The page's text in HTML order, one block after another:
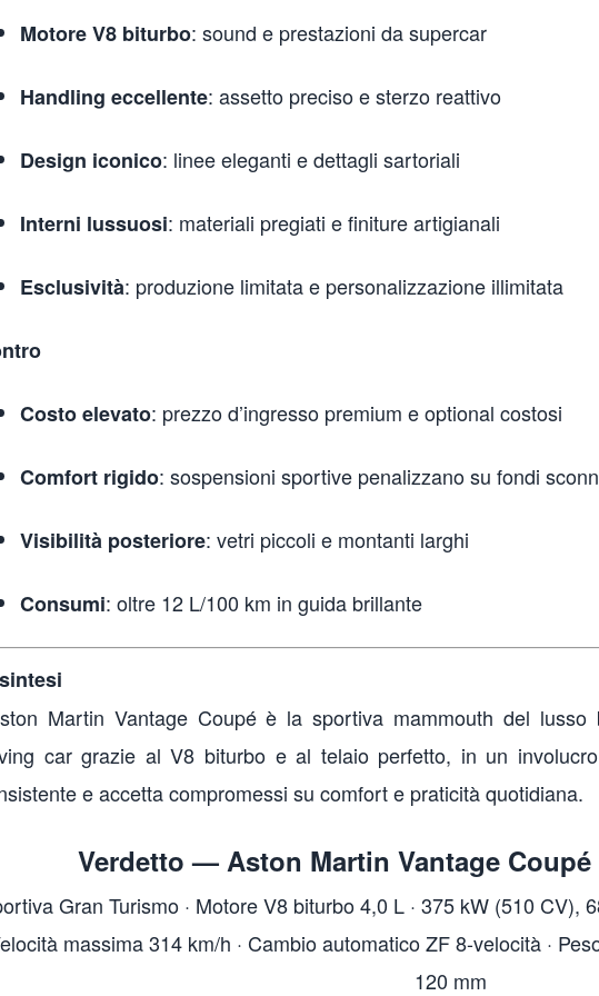
Motore V8 biturbo: sound e prestazioni da supercar
Handling eccellente: assetto preciso e sterzo reattivo
Design iconico: linee eleganti e dettagli sartoriali
Interni lussuosi: materiali pregiati e finiture artigianali
Esclusività: produzione limitata e personalizzazione illimitata
Costo elevato: prezzo d’ingresso premium e optional costosi
Comfort rigido: sospensioni sportive penalizzano su fondi
Visibilità posteriore: vetri piccoli e montanti larghi
Consumi: oltre 12 L/100 km in guida brillante
Martin Vantage Coupé è la sportiva mammouth del
car grazie al V8 biturbo e al telaio perfetto, in un
e accetta compromessi su comfort e praticità quotidiana.
Verdetto — Aston Martin Vantage Coupé
Gran Turismo · Motore V8 biturbo 4,0 L · 375 kW (510 CV),
massima 314 km/h · Cambio automatico ZF 8-velocità ·
120 mm